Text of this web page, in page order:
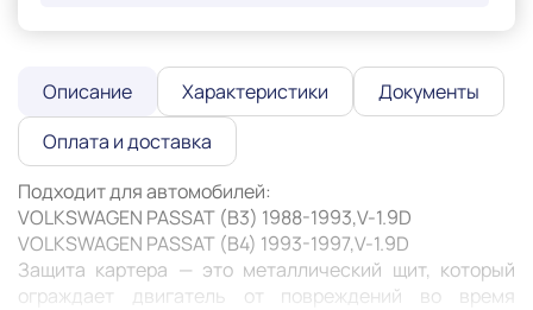
Описание Характеристики
Документы
Оплата и доставка
Подходит для автомобилей:
VOLKSWAGEN PASSAT (B3) 1988-1993,V-1.9D
VOLKSWAGEN PASSAT (B4) 1993-1997,V-1.9D
Защита картера — это металлический щит, который
ограждает двигатель от повреждений во время